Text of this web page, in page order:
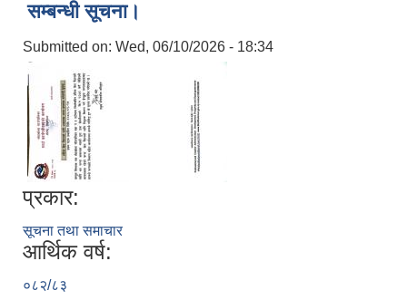
सम्बन्धी सूचना।
Submitted on: Wed, 06/10/2026 - 18:34
प्रकार:
सूचना तथा समाचार
आर्थिक वर्ष:
०८२/८३